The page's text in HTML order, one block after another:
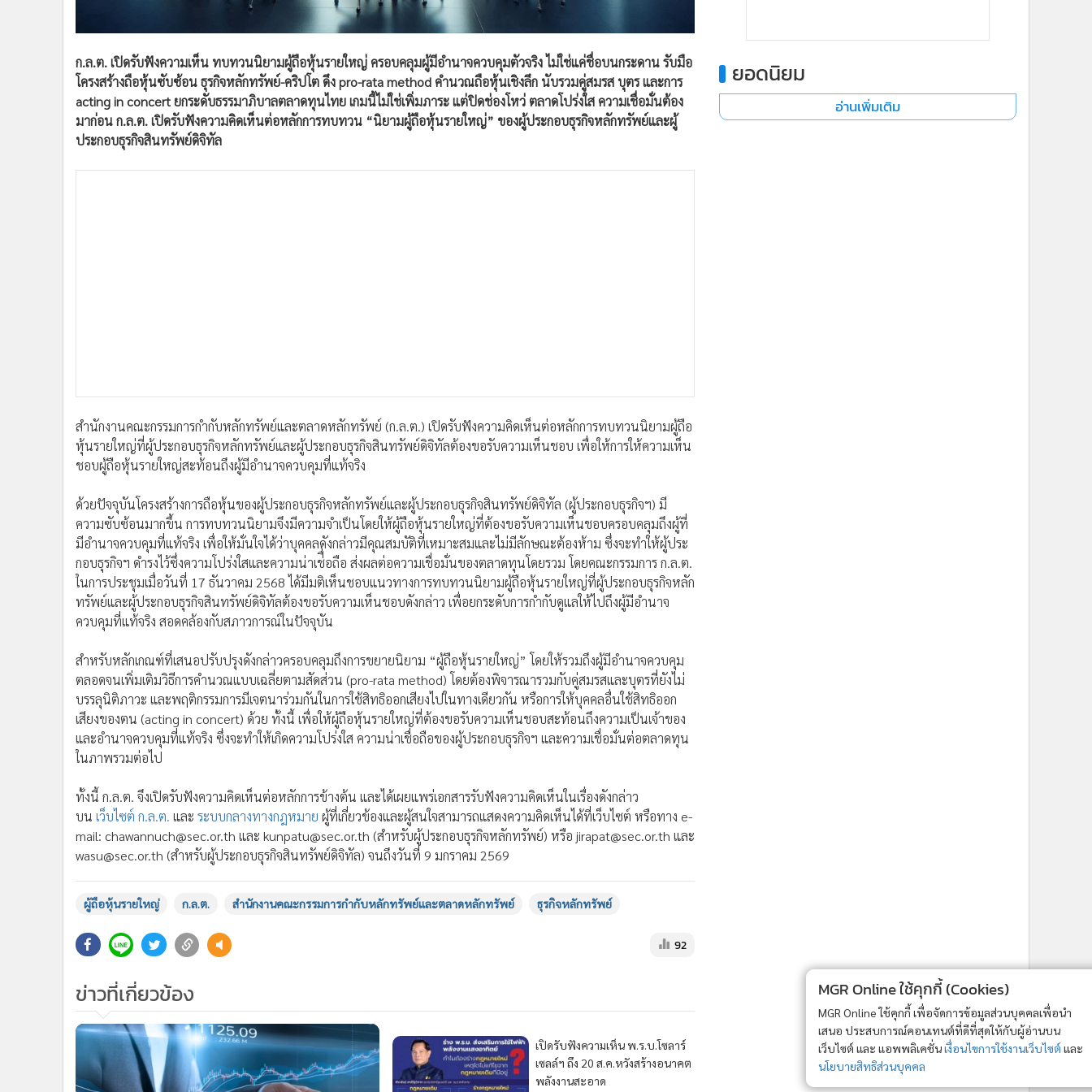
Celeb Online
Gotomanager
ก.ล.ต. เปิดรับฟังความเห็น ทบทวนนิยามผู้ถือหุ้นรายใหญ่ ครอบคลุมผู้มีอำนาจควบคุมตัวจริง ไม่ใช่แค่ชื่อบนกระดาน รับมือ
โครงสร้างถือหุ้นซับซ้อน ธุรกิจหลักทรัพย์-คริปโต ดึง pro-rata method คำนวณถือหุ้นเชิงลึก นับรวมคู่สมรส บุตร และการ
acting in concert ยกระดับธรรมาภิบาลตลาดทุนไทย เกมนี้ไม่ใช่เพิ่มภาระ แต่ปิดช่องโหว่ ตลาดโปร่งใส ความเชื่อมั่นต้อง
มาก่อน ก.ล.ต. เปิดรับฟังความคิดเห็นต่อหลักการทบทวน “นิยามผู้ถือหุ้นรายใหญ่” ของผู้ประกอบธุรกิจหลักทรัพย์และผู้
ประกอบธุรกิจสินทรัพย์ดิจิทัล
สำนักงานคณะกรรมการกำกับหลักทรัพย์และตลาดหลักทรัพย์ (ก.ล.ต.) เปิดรับฟังความคิดเห็นต่อหลักการทบทวนนิยามผู้ถือ
หุ้นรายใหญ่ที่ผู้ประกอบธุรกิจหลักทรัพย์และผู้ประกอบธุรกิจสินทรัพย์ดิจิทัลต้องขอรับความเห็นชอบ เพื่อให้การให้ความเห็น
ชอบผู้ถือหุ้นรายใหญ่สะท้อนถึงผู้มีอำนาจควบคุมที่แท้จริง
ด้วยปัจจุบันโครงสร้างการถือหุ้นของผู้ประกอบธุรกิจหลักทรัพย์และผู้ประกอบธุรกิจสินทรัพย์ดิจิทัล (ผู้ประกอบธุรกิจฯ) มี
ความซับซ้อนมากขึ้น การทบทวนนิยามจึงมีความจำเป็นโดยให้ผู้ถือหุ้นรายใหญ่ที่ต้องขอรับความเห็นชอบครอบคลุมถึงผู้ที่
มีอำนาจควบคุมที่แท้จริง เพื่อให้มั่นใจได้ว่าบุคคลดังกล่าวมีคุณสมบัติที่เหมาะสมและไม่มีลักษณะต้องห้าม ซึ่งจะทำให้ผู้ประ
กอบธุรกิจฯ ดำรงไว้ซึ่งความโปร่งใสและความน่าเช่ื่อถือ ส่งผลต่อความเชื่อมั่นของตลาดทุนโดยรวม โดยคณะกรรมการ ก.ล.ต.
ในการประชุมเมื่อวันที่ 17 ธันวาคม 2568 ได้มีมติเห็นชอบแนวทางการทบทวนนิยามผู้ถือหุ้นรายใหญ่ที่ผู้ประกอบธุรกิจหลัก
ทรัพย์และผู้ประกอบธุรกิจสินทรัพย์ดิจิทัลต้องขอรับความเห็นชอบดังกล่าว เพื่อยกระดับการกำกับดูแลให้ไปถึงผู้มีอำนาจ
ควบคุมที่แท้จริง สอดคล้องกับสภาวการณ์ในปัจจุบัน
สำหรับหลักเกณฑ์ที่เสนอปรับปรุงดังกล่าวครอบคลุมถึงการขยายนิยาม “ผู้ถือหุ้นรายใหญ่” โดยให้รวมถึงผู้มีอำนาจควบคุม
ตลอดจนเพิ่มเติมวิธีการคำนวณแบบเฉลี่ยตามสัดส่วน (pro-rata method) โดยต้องพิจารณารวมกับคู่สมรสและบุตรที่ยังไม่
บรรลุนิติภาวะ และพฤติกรรมการมีเจตนาร่วมกันในการใช้สิทธิออกเสียงไปในทางเดียวกัน หรือการให้บุคคลอื่นใช้สิทธิออก
เสียงของตน (acting in concert) ด้วย ทั้งนี้ เพื่อให้ผู้ถือหุ้นรายใหญ่ที่ต้องขอรับความเห็นชอบสะท้อนถึงความเป็นเจ้าของ
และอำนาจควบคุมที่แท้จริง ซึ่งจะทำให้เกิดความโปร่งใส ความน่าเชื่อถือของผู้ประกอบธุรกิจฯ และความเชื่อมั่นต่อตลาดทุน
ในภาพรวมต่อไป
ทั้งนี้ ก.ล.ต. จึงเปิดรับฟังความคิดเห็นต่อหลักการข้างต้น และได้เผยแพร่เอกสารรับฟังความคิดเห็นในเรื่องดังกล่าว
บน เว็บไซต์ ก.ล.ต. และ ระบบกลางทางกฎหมาย ผู้ที่เกี่ยวข้องและผู้สนใจสามารถแสดงความคิดเห็นได้ที่เว็บไซต์ หรือทาง e-
mail: chawannuch@sec.or.th และ kunpatu@sec.or.th (สำหรับผู้ประกอบธุรกิจหลักทรัพย์) หรือ jirapat@sec.or.th และ
wasu@sec.or.th (สำหรับผู้ประกอบธุรกิจสินทรัพย์ดิจิทัล) จนถึงวันที่ 9 มกราคม 2569
ผู้ถือหุ้นรายใหญ่ ก.ล.ต. สำนักงานคณะกรรมการกำกับหลักทรัพย์และตลาดหลักทรัพย์ ธุรกิจหลักทรัพย์
92
ข่าวที่เกี่ยวข้อง
เปิดรับฟังความเห็น พ.ร.บ.โซลาร์
เซลล์ฯ ถึง 20 ส.ค.หวังสร้างอนาคต
พลังงานสะอาด
ยอดนิยม
อ่านเพิ่มเติม
MGR Online ใช้คุกกี้ (Cookies)
MGR Online ใช้คุกกี้ เพื่อจัดการข้อมูลส่วนบุคคลเพื่อนำ
เสนอ ประสบการณ์คอนเทนต์ที่ดีที่สุดให้กับผู้อ่านบน
เว็บไซต์ และ แอพพลิเคชั่น
เงื่อนไขการใช้งานเว็บไซต์และ
นโยบายสิทธิส่วนบุคคล
รับทราบ